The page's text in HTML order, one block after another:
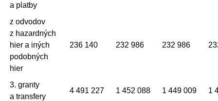
a platby
z odvodov
z hazardných
hier a iných
podobných
hier
236 140 232 986 232 986
3. granty
a transfery
4 491 227 1 452 088 1 449 009 1